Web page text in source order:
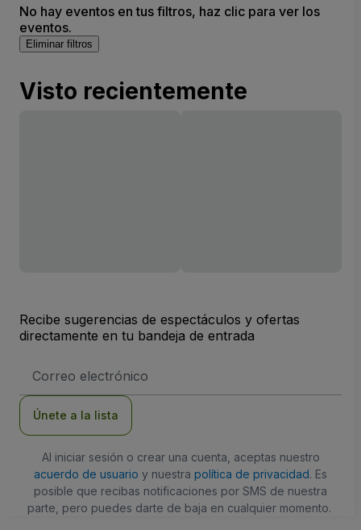
No hay eventos en tus filtros, haz clic para ver los
eventos.
Eliminar filtros
Visto recientemente
Recibe sugerencias de espectáculos y ofertas
directamente en tu bandeja de entrada
de
Únete a la lista
Al iniciar sesión o crear una cuenta, aceptas nuestro
acuerdo de usuario y nuestra política de privacidad. Es
posible que recibas notificaciones por SMS de nuestra
parte, pero puedes darte de baja en cualquier momento.